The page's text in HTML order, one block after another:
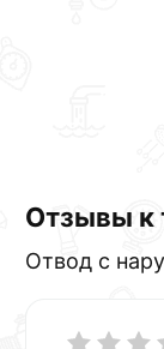
Отзывы к
Отвод с